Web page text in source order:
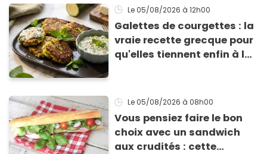
Le 05/08/2026 à 12h00
Galettes de courgettes : la
vraie recette grecque pour
qu'elles tiennent enfin à la
Le 05/08/2026 à 08h00
Vous pensiez faire le bon
choix avec un sandwich
aux crudités : cette